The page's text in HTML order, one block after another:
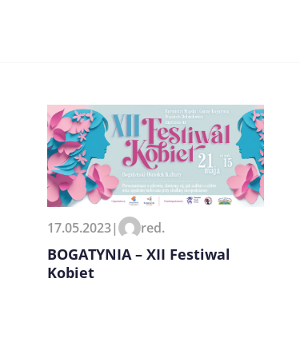
17.05.2023| red.
BOGATYNIA – XII Festiwal
Kobiet